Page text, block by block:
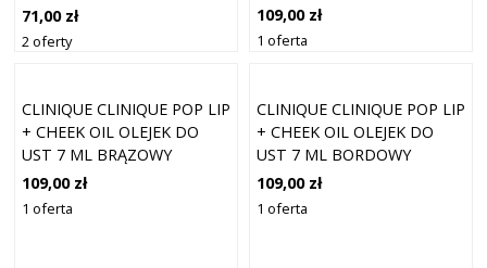
71,00 zł
2 oferty
109,00 zł
1 oferta
CLINIQUE CLINIQUE POP LIP
+ CHEEK OIL OLEJEK DO
UST 7 ML BRĄZOWY
109,00 zł
1 oferta
CLINIQUE CLINIQUE POP LIP
+ CHEEK OIL OLEJEK DO
UST 7 ML BORDOWY
109,00 zł
1 oferta